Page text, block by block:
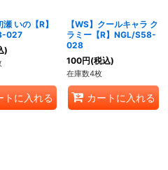
瀬 いの【R】
027
)
トに入れる
【WS】クールキャラ ク
ラミー【R】NGL/S58-
028
100円(税込)
在庫数4枚
カートに入れる